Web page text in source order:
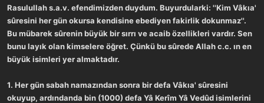
Rasulullah s.a.v. efendimizden duydum. Buyurdularki: ''Kim Vâkıa'
sûresini her gün okursa kendisine ebediyen fakirlik dokunmaz''.
Bu mübarek sûrenin büyük bir sırrı ve acaib özellikleri vardır. Sen
bunu layık olan kimselere öğret. Çünkü bu sûrede Allah c.c. ın en
büyük isimleri yer almaktadır.
1. Her gün sabah namazından sonra bir defa Vâkıa' sûresini
okuyup, ardındanda bin (1000) defa Yâ Kerîm Yâ Vedûd isimlerini